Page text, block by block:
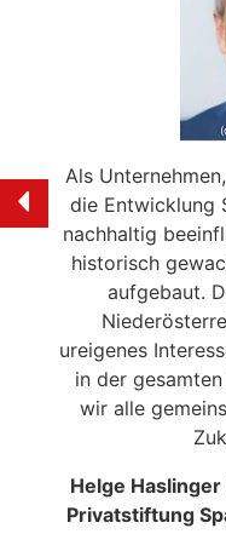
Als
die Entwicklung
nachhaltig
historisch
aufgebaut.
ureigenes
in der
wir alle
Helge
Privatstiftung